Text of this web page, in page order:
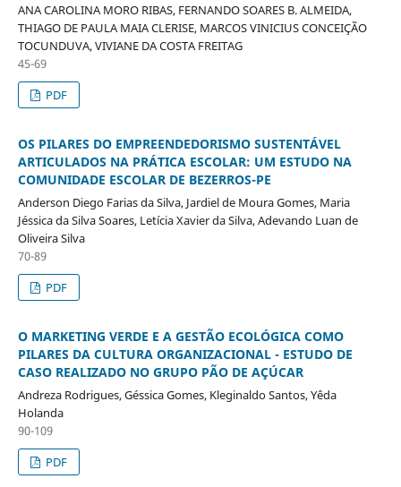
ANA CAROLINA MORO RIBAS, FERNANDO SOARES B. ALMEIDA,
THIAGO DE PAULA MAIA CLERISE, MARCOS VINICIUS CONCEIÇÃO
TOCUNDUVA, VIVIANE DA COSTA FREITAG
45-69
PDF
OS PILARES DO EMPREENDEDORISMO SUSTENTÁVEL
ARTICULADOS NA PRÁTICA ESCOLAR: UM ESTUDO NA
COMUNIDADE ESCOLAR DE BEZERROS-PE
Anderson Diego Farias da Silva, Jardiel de Moura Gomes, Maria
Jéssica da Silva Soares, Letícia Xavier da Silva, Adevando Luan de
Oliveira Silva
70-89
PDF
O MARKETING VERDE E A GESTÃO ECOLÓGICA COMO
PILARES DA CULTURA ORGANIZACIONAL - ESTUDO DE
CASO REALIZADO NO GRUPO PÃO DE AÇÚCAR
Andreza Rodrigues, Géssica Gomes, Kleginaldo Santos, Yêda
Holanda
90-109
PDF